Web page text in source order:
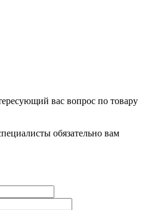
вас вопрос по товару
обязательно вам